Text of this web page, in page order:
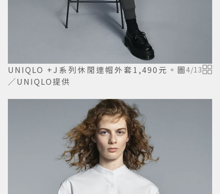
UNIQLO +J系列休閒連帽外套1,490元。圖
／UNIQLO提供
4/13